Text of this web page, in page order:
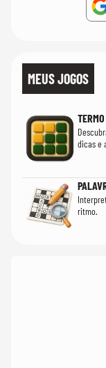
MEUS JOGOS
TERMO
dicas e
ritmo.